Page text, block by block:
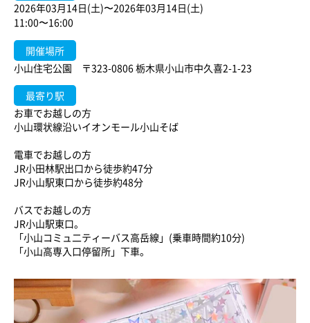
2026年03月14日(土)〜2026年03月14日(土)
11:00〜16:00
開催場所
小山住宅公園 〒323-0806 栃木県小山市中久喜2-1-23
最寄り駅
お車でお越しの方
小山環状線沿いイオンモール小山そば
電車でお越しの方
JR小田林駅出口から徒歩約47分
JR小山駅東口から徒歩約48分
バスでお越しの方
JR小山駅東口。
「小山コミュ二ティーバス高岳線」(乗車時間約10分)
「小山高専入口停留所」下車。